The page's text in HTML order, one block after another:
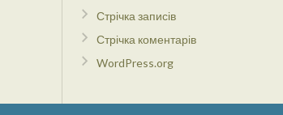
Стрічка записів
Стрічка коментарів
WordPress.org